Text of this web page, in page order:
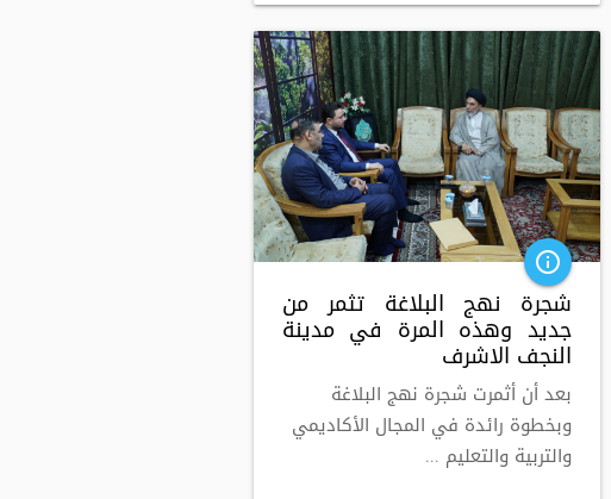
info_outline
شجرة نهج البلاغة تثمر من
جديد وهذه المرة في مدينة
النجف الاشرف
بعد أن أثمرت شجرة نهج البلاغة
وبخطوة رائدة في المجال الأكاديمي
والتربية والتعليم ...